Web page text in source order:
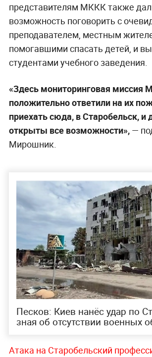
представителям МККК также
возможность поговорить с
преподавателем, местным
помогавшими спасать детей, и
студентами учебного заведения.
«Здесь мониторинговая
положительно ответили на их
приехать сюда, в Старобельск, и
открыты все возможности», —
Мирошник.
Песков: Киев нанёс удар по
зная об отсутствии военных
Атака на Старобельский